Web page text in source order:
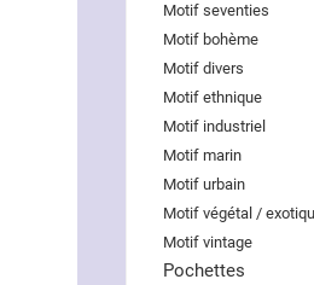
Motif seventies
Motif bohème
Motif divers
Motif ethnique
Motif industriel
Motif marin
Motif urbain
Motif végétal /
Motif vintage
Pochettes